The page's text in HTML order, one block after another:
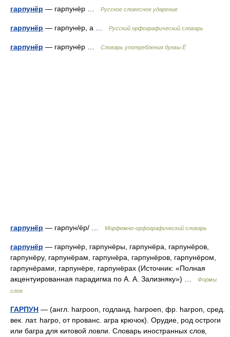
гарпунёр — гарпунёр … Русское словесное ударение
гарпунёр — гарпунёр, а … Русский орфографический словарь
гарпунёр — гарпунёр … Словарь употребления буквы Ё
гарпунёр — гарпун/ёр/ … Морфемно-орфографический словарь
гарпунёр — гарпунёр, гарпунёры, гарпунёра, гарпунёров,
гарпунёру, гарпунёрам, гарпунёра, гарпунёров, гарпунёром,
гарпунёрами, гарпунёре, гарпунёрах (Источник: «Полная
акцентуированная парадигма по А. А. Зализняку») …
Формы
слов
ГАРПУН — (англ. harpoon, годланд. harpoen, фр. harpon, сред.
век. лат. harpo, от прованс. arpa крючок). Орудие, род остроги
или багра для китовой ловли. Словарь иностранных слов,